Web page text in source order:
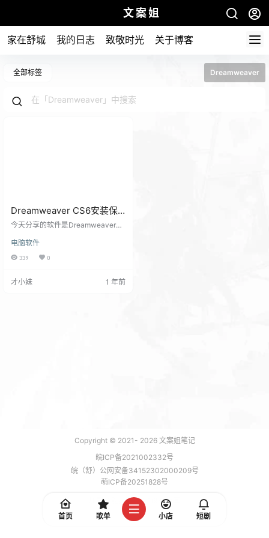
文案姐
家在舒城 我的日志 致敬时光 关于博客
全部标签 Dreamweaver
Dreamweaver CS6安装保
姆级视频教程简单高效实
包）
今天分享的软件是Dreamweaver系
程。 分享给学网页设计的友友们。
很多又有可能说这软件现在几乎没
分原创设计的时候还是祈祷很多作
电脑软件
339 0
才小妹 1 年前
Copyright © 2021- 2026文案姐笔记
皖ICP备2021002332号
皖（舒）公网安备34152302000209号
萌ICP备20251828号
加载 7 能，功耗 0.1698 焦耳
首页
歌单 小店 短剧